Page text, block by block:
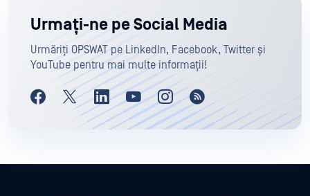
Urmați-ne pe Social Media
Urmăriți OPSWAT pe LinkedIn, Facebook, Twitter și
YouTube pentru mai multe informații!